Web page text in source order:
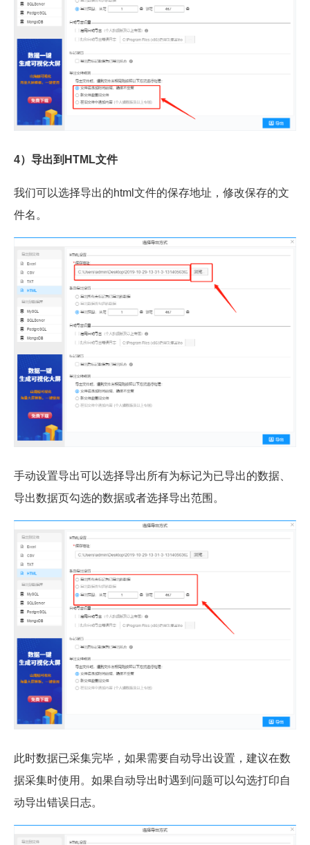
4）导出到HTML文件
我们可以选择导出的html文件的保存地址，修改保存的文
件名。
手动设置导出可以选择导出所有为标记为已导出的数据、
导出数据页勾选的数据或者选择导出范围。
此时数据已采集完毕，如果需要自动导出设置，建议在数
据采集时使用。如果自动导出时遇到问题可以勾选打印自
动导出错误日志。